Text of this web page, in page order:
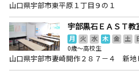
山口県宇部市東平原１丁目９の１
宇部黒石ＥＡＳＴ教
月 火 水 木 金 土
0歳～高校生
山口県宇部市妻崎開作２８７－４ 新地